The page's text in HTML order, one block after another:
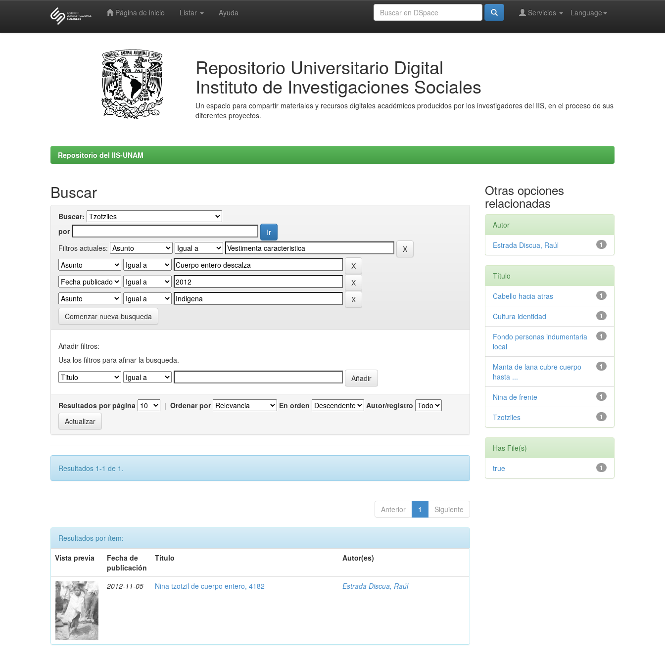
Página de inicio Listar Ayuda Language
Servicios
Repositorio Universitario Digital
Instituto de Investigaciones Sociales
Un espacio para compartir materiales y recursos digitales académicos producidos por los investigadores del IIS, en el proceso de sus
diferentes proyectos.
Repositorio del IIS-UNAM
Buscar
Buscar:
por
Filtros actuales:
Comenzar nueva busqueda
Añadir filtros:
Usa los filtros para afinar la busqueda.
Resultados por página | Ordenar por En orden Autor/registro
Resultados 1-1 de 1.
Anterior 1 Siguiente
Resultados por ítem:
Vista previa
Fecha de
publicación
Título Autor(es)
2012-11-05 Nina tzotzil de cuerpo entero, 4182 Estrada Discua, Raúl
Otras opciones
relacionadas
Autor
1
Estrada Discua, Raúl
Título
1
Cabello hacia atras
1
Cultura identidad
1
Fondo personas indumentaria
local
1
Manta de lana cubre cuerpo
hasta ...
1
Nina de frente
1
Tzotziles
Has File(s)
1
true